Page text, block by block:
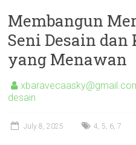
Membangun
Seni Desain
yang Menawan
desain
July 8, 2025 4, 5, 6,7